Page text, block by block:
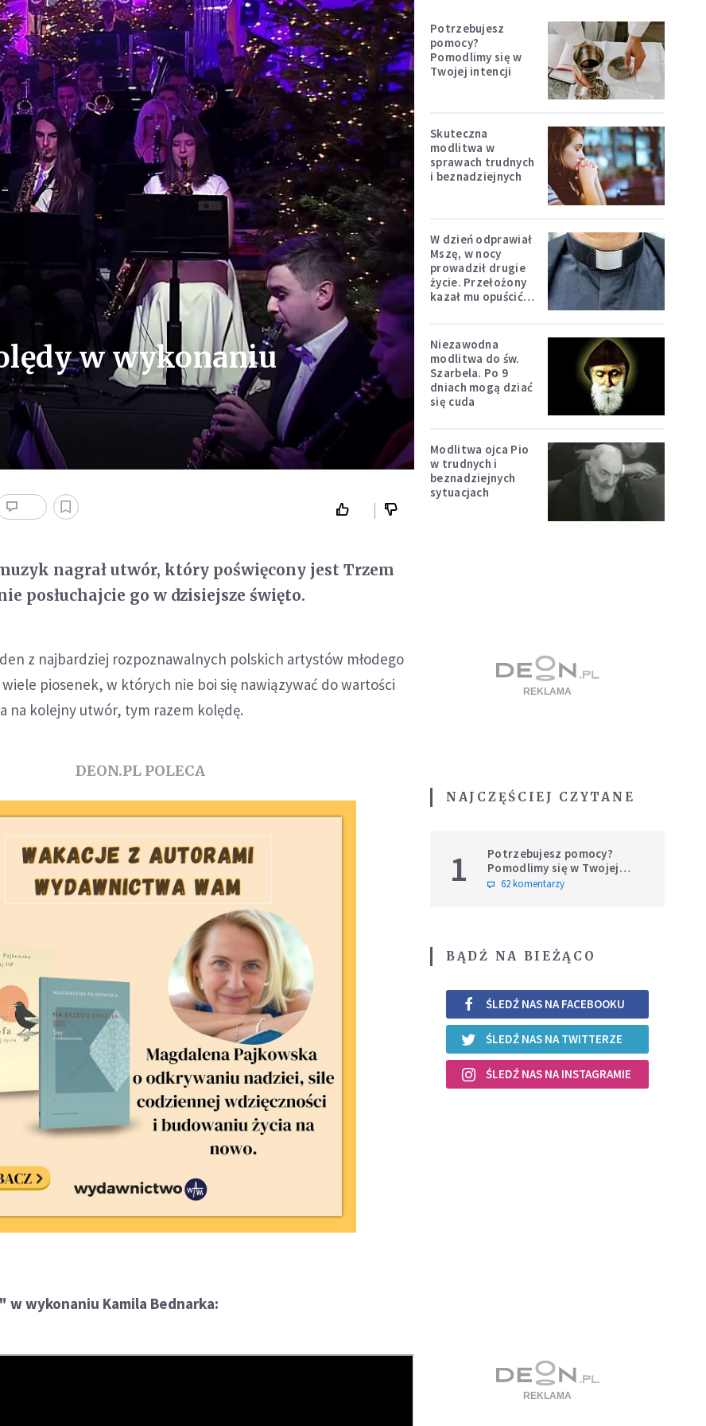
w wykonaniu
nagrał utwór, który poświęcony jest Trzem
posłuchajcie go w dzisiejsze święto.
z najbardziej rozpoznawalnych polskich artystów młodego
wiele piosenek, w których nie boi się nawiązywać do wartości
na kolejny utwór, tym razem kolędę.
DEON.PL POLECA
w wykonaniu Kamila Bednarka:
Potrzebujesz
pomocy?
Pomodlimy się w
Twojej intencji
Skuteczna
modlitwa w
sprawach trudnych
i beznadziejnych
W dzień odprawiał
Mszę, w nocy
prowadził drugie
życie. Przełożony
kazał mu opuścić
Niezawodna
modlitwa do św.
Szarbela. Po 9
dniach mogą dziać
się cuda
Modlitwa ojca Pio
w trudnych i
beznadziejnych
sytuacjach
NAJCZĘŚCIEJ CZYTANE
1
Potrzebujesz pomocy?
Pomodlimy się w Twojej
intencji
62 komentarzy
BĄDŹ NA BIEŻĄCO
ŚLEDŹ NAS NA FACEBOOKU
ŚLEDŹ NAS NA TWITTERZE
ŚLEDŹ NAS NA INSTAGRAMIE